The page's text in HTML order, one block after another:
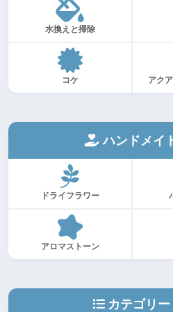
水換えと掃除
コケ アク
ハンドメイ
ドライフラワー
アロマストーン
カテゴリー